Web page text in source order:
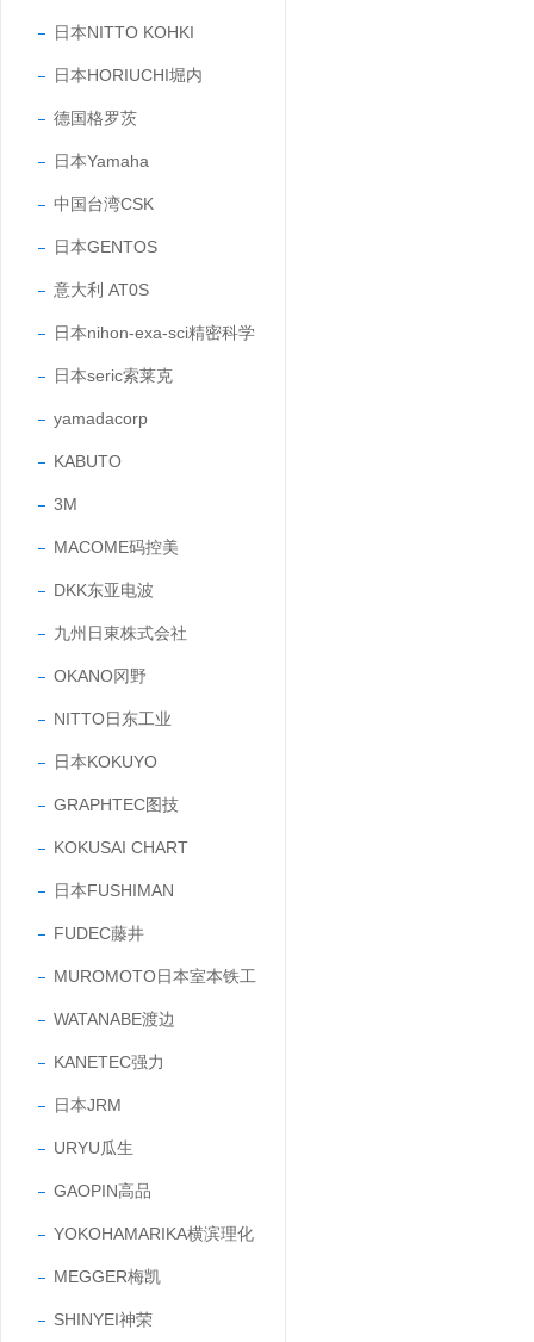
日本NITTO KOHKI
日本HORIUCHI堀内
德国格罗茨
日本Yamaha
中国台湾CSK
日本GENTOS
意大利 AT0S
日本nihon-exa-sci精密科学
日本seric索莱克
yamadacorp
KABUTO
3M
MACOME码控美
DKK东亚电波
九州日東株式会社
OKANO冈野
NITTO日东工业
日本KOKUYO
GRAPHTEC图技
KOKUSAI CHART
日本FUSHIMAN
FUDEC藤井
MUROMOTO日本室本铁工
WATANABE渡边
KANETEC强力
日本JRM
URYU瓜生
GAOPIN高品
YOKOHAMARIKA横滨理化
MEGGER梅凯
SHINYEI神荣